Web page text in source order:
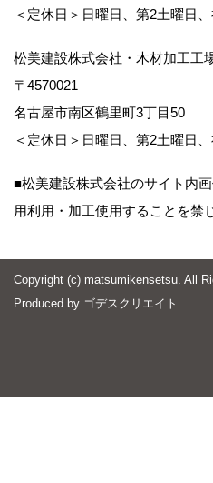
＜定休日＞日曜日、第2土曜日、
松美建設株式会社・木材加工工
〒4570021
名古屋市南区鶴里町3丁目50
＜定休日＞日曜日、第2土曜日、
■松美建設株式会社のサイト内
用利用・加工使用することを禁
Copyright (c) matsumikensetsu. All
Produced by ゴデスクリエイト